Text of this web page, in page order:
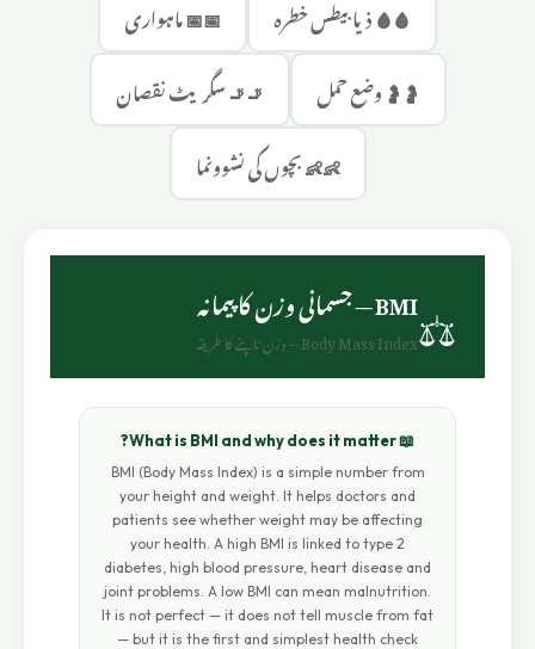
🩸🩸 ذیابیطس خطرہ 📅📅 ماہواری
🤰🤰 وضع حمل 🚬🚬 سگریٹ نقصان
👶👶 بچوں کی نشوونما
⚖️BMI — جسمانی وزن کا پیمانہ
Body Mass Index — وزن ناپنے کا طریقہ
📖 What is BMI and why does it matter?
BMI (Body Mass Index) is a simple number from
your height and weight. It helps doctors and
patients see whether weight may be affecting
your health. A high BMI is linked to type 2
diabetes, high blood pressure, heart disease and
joint problems. A low BMI can mean malnutrition.
It is not perfect — it does not tell muscle from fat
— but it is the first and simplest health check